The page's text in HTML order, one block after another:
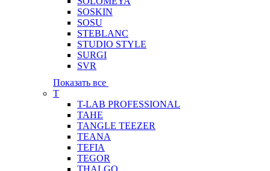
SOSKIN
SOSU
STEBLANC
STUDIO STYLE
SURGI
SVR
Показать все
T
T-LAB PROFESSIONAL
TAHE
TANGLE TEEZER
TEANA
TEFIA
TEGOR
THALGO